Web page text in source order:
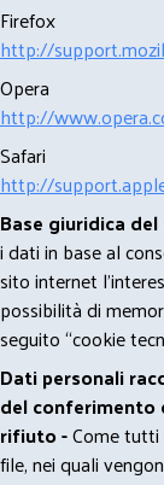
Firefox
http://
Opera
http://
Safari
http://
Base giuridica
i dati in base al
sito internet
possibilità di
seguito “cookie
Dati personali
del conferimento
rifiuto -Come
file, nei quali